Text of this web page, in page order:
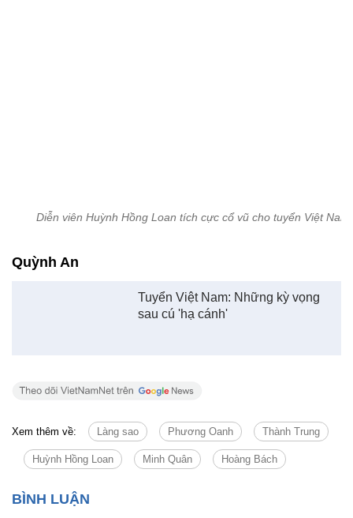
Diễn viên Huỳnh Hồng Loan tích cực cổ vũ cho tuyển Việt
Quỳnh An
Tuyển Việt Nam: Những kỳ vọng
sau cú 'hạ cánh'
Xem thêm về: Làng sao Phương Oanh Thành Trung
Huỳnh Hồng Loan Minh Quân Hoàng Bách